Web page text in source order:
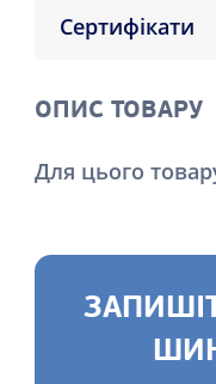
Сертифікати
ОПИС ТОВАРУ
Для цього